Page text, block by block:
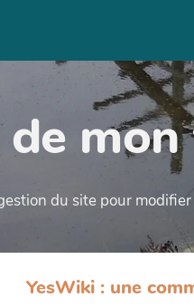
du site pour
YesWiki : une